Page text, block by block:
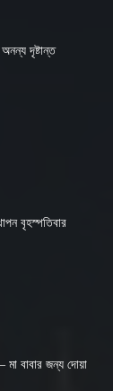
দৃষ্টান্ত
বৃহস্পতিবার
– মা বাবার জন্য দোয়া